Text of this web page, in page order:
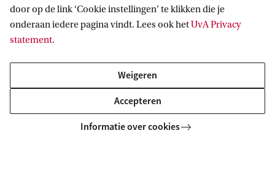
Direct naar
Roeterseilandcampus
Contact
HuisvestingsOntwikkeling
door op de link ‘Cookie instellingen’ te klikken die je
onderaan iedere pagina vindt. Lees ook hetUvA Privacy
statement.
Weigeren
Accepteren
Informatie over cookies